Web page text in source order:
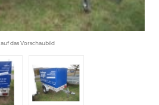
das Vorschaubild